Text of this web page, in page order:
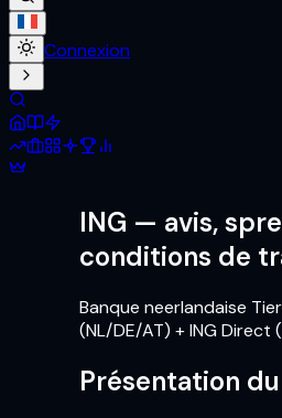
Connexion
ING — avis,
conditions de
Banque neerlandaise
(NL/DE/AT) + ING Direct
Présentation